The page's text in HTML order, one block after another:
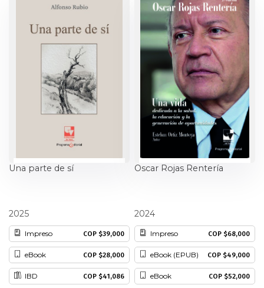
Una parte de sí
2025
Impreso COP $39,000
IBD COP $41,086
eBook COP $28,000
Oscar Rojas Rentería
2024
Impreso COP $68,000
eBook (EPUB) COP $49,000
eBook COP $52,000